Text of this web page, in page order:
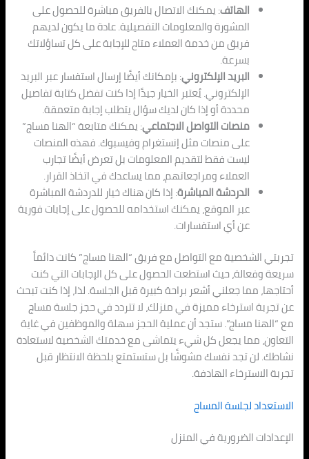
الهاتف: يمكنك الاتصال بالفريق مباشرة للحصول على
المشورة والمعلومات التفصيلية. عادة ما يكون لديهم
فريق من خدمة العملاء متاح للإجابة على كل تساؤلاتك
بسرعة.
البريد الإلكتروني: بإمكانك أيضًا إرسال استفسار عبر البريد
الإلكتروني. يُعتبر الخيار جيدًا إذا كنت تفضل كتابة تفاصيل
محددة أو إذا كان لديك سؤال يتطلب إجابة متعمقة.
منصات التواصل الاجتماعي: يمكنك متابعة “الهنا مساج”
على منصات مثل إنستغرام وفيسبوك. فهذه المنصات
ليست فقط لتقديم المعلومات بل تعرض أيضًا تجارب
العملاء ومراجعاتهم، مما يساعدك في اتخاذ القرار.
الدردشة المباشرة: إذا كان هناك خيار للدردشة المباشرة
عبر الموقع، يمكنك استخدامه للحصول على إجابات فورية
عن أي استفسارات.
تجربتي الشخصية مع التواصل مع فريق “الهنا مساج” كانت دائماً
سريعة وفعالة، حيث استطعت الحصول على كل الإجابات التي كنت
أحتاجها، مما جعلني أشعر براحة كبيرة قبل الجلسة. لذا، إذا كنت تبحث
عن تجربة استرخاء مميزة في منزلك، لا تتردد في حجز جلسة مساج
مع “الهنا مساج”. ستجد أن عملية الحجز سهلة والموظفين في غاية
التعاون، مما يجعل كل شيء يتماشى مع خدمتك الشخصية لاستعادة
نشاطك. لن تجد نفسك مشوشًا بل ستستمتع بلحظة الانتظار قبل
تجربة الاسترخاء الهادفة.
الاستعداد لجلسة المساج
الإعدادات الضرورية في المنزل